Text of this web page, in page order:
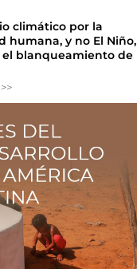
climático por la
humana, y no El Niño,
el blanqueamiento de